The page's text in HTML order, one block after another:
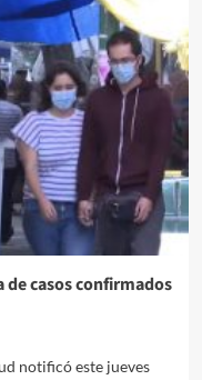
casos confirmados
notificó este jueves